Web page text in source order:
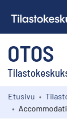
OTOS
Kokoelmat
Etusivu